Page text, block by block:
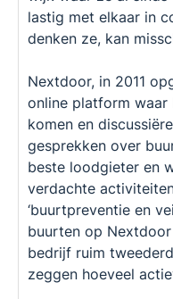
lastig met elkaar in
denken ze, kan
Nextdoor, in 2011
online platform waar
komen en
gesprekken over
beste loodgieter en
verdachte
‘buurtpreventie en
buurten op
bedrijf ruim
zeggen hoeveel